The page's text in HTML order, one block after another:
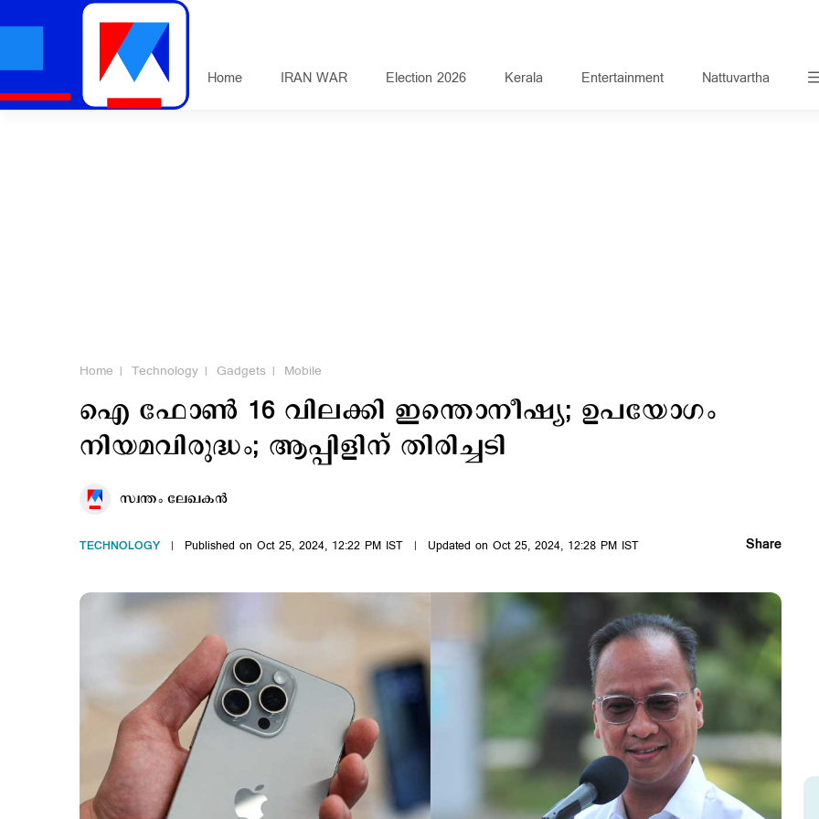
Home IRAN WAR Election 2026 Kerala Entertainment Nattuvartha
Home Technology Gadgets Mobile
ഐ ഫോണ്‍ 16 വിലക്കി ഇന്തൊനീഷ്യ; ഉപയോഗം
നിയമവിരുദ്ധം; ആപ്പിളിന് തിരിച്ചടി
സ്വന്തം ലേഖകൻ
TECHNOLOGY Published on Oct 25, 2024, 12:22 PM IST Updated on Oct 25, 2024, 12:28 PM IST Share